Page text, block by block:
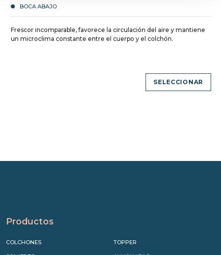
BOCA ABAJO
Frescor incomparable, favorece la circulación del aire y mantiene
un microclima constante entre el cuerpo y el colchón.
SELECCIONAR
Productos
COLCHONES TOPPER